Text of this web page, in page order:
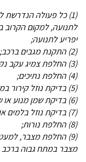
(1) כל פעולה הנדרשת
לתנועה, למקום הקרוב
יפריע לתנועה;
(2) התקנת מגבים ברכב;
(3) החלפת צמיג עקב נקר או הוספת אוויר בו;
(4) החלפת נתיכים;
(5) בדיקת נוזל קירור במאייד או הוספה שלו;
(6) בדיקת שמן מנוע או שמן הילוכים, או הוספה שלהם;
(7) בדיקת נוזל בלמים או הוספה שלו;
(8) החלפת נורות;
(9) החלפת מצבר,
מצבר במתח גבוה ברכב